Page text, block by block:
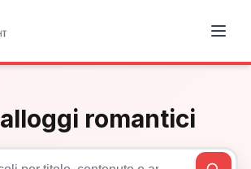
alloggi romantici